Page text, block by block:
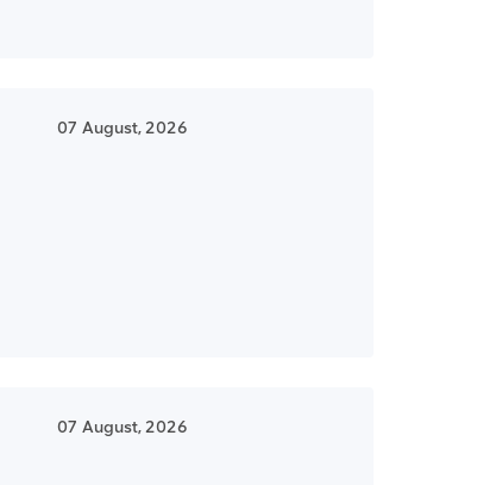
07 August, 2026
07 August, 2026